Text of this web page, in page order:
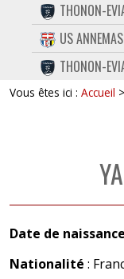
CONTACT
FACEBOOK
TWITTER
THONON-
US
THONON-
Vous êtes ici : Accueil >
Date de naissance
Nationalité :